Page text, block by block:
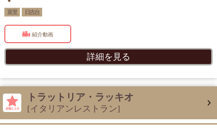
富里 日吉台
紹介動画
詳細を見る
トラットリア・ラッキオ
[イタリアンレストラン]